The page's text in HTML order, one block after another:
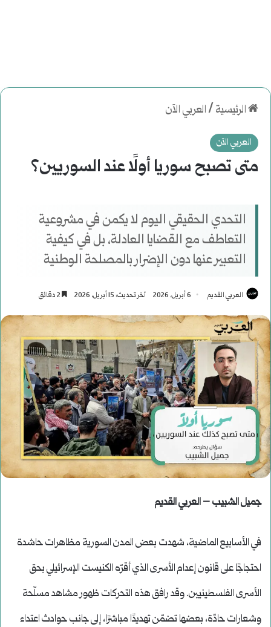
الرئيسية /العربي الآن
العربي الآن
متى تصبح سوريا أولًا عند السوريين؟
التحدي الحقيقي اليوم لا يكمن في مشروعية
التعاطف مع القضايا العادلة، بل في كيفية
التعبير عنها دون الإضرار بالمصلحة الوطنية
العربي القديم 6 أبريل، 2026 آخر تحديث: 15 أبريل، 2026
جميل الشبيب – العربي القديم
في الأسابيع الماضية، شهدت بعض المدن السورية مظاهرات حاشدة
احتجاجًا على قانون إعدام الأسرى الذي أقرّه الكنيست الإسرائيلي بحق
الأسرى الفلسطينيين. وقد رافق هذه التحركات ظهور مشاهد مسلّحة
وشعارات حادّة، بعضها تضمّن تهديدًا مباشرًا، إلى جانب حوادث اعتداء